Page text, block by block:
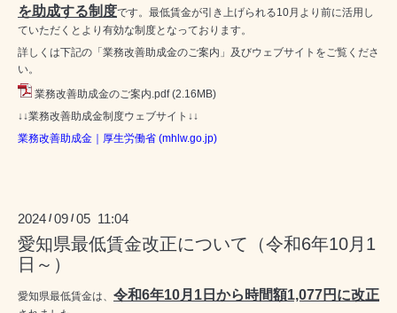
を助成する制度です。最低賃金が引き上げられる10月より前に活用し
ていただくとより有効な制度となっております。
詳しくは下記の「業務改善助成金のご案内」及びウェブサイトをご覧くださ
い。
業務改善助成金のご案内.pdf (2.16MB)
↓↓業務改善助成金制度ウェブサイト↓↓
業務改善助成金｜厚生労働省 (mhlw.go.jp)
2024 /09 /05 11:04
愛知県最低賃金改正について（令和6年10月1
日～）
愛知県最低賃金は、 令和6年10月1日から時間額1,077円 に改正